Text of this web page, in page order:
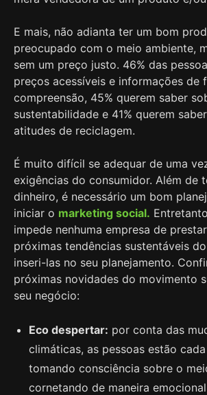
E mais, não adianta ter um bom
preocupado com o meio ambiente,
sem um preço justo. 46% das
preços acessíveis e informações de
compreensão, 45% querem saber
sustentabilidade e 41% querem
atitudes de reciclagem.
É muito difícil se adequar de uma
exigências do consumidor. Além de
dinheiro, é necessário um bom
iniciar o marketing social.
impede nenhuma empresa de
próximas tendências sustentáveis
inseri-las no seu planejamento.
próximas novidades do movimento
seu negócio:
Eco despertar: por conta das
climáticas, as pessoas estão
tomando consciência sobre o
cornetando de maneira